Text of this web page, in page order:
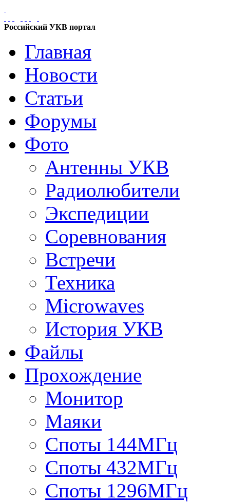
Российский УКВ портал
Главная
Новости
Статьи
Форумы
Фото
Антенны УКВ
Радиолюбители
Экспедиции
Соревнования
Встречи
Техника
Microwaves
История УКВ
Файлы
Прохождение
Монитор
Маяки
Споты 144МГц
Споты 432МГц
Споты 1296МГц